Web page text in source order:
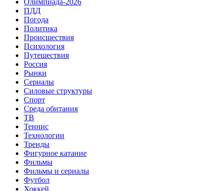
ПДД
Погода
Политика
Происшествия
Психология
Путешествия
Россия
Рынки
Сериалы
Силовые структуры
Спорт
Среда обитания
ТВ
Теннис
Технологии
Тренды
Фигурное катание
Фильмы
Фильмы и сериалы
Футбол
Хоккей